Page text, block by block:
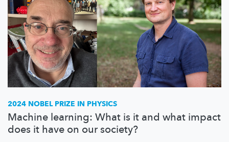
2024 NOBEL PRIZE IN PHYSICS
Machine learning: What is it and what impact
does it have on our society?